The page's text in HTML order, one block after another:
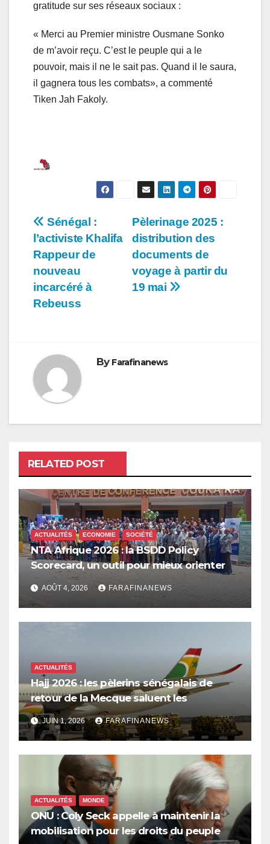
gratitude sur ses réseaux sociaux :
« Merci au Premier ministre Ousmane Sonko
de m’avoir reçu. C’est le peuple qui a le
pouvoir, mais il ne le sait pas. Quand il le saura,
il gagnera tous les combats», a commenté
Tiken Jah Fakoly.
Navigation
de
l’article
Pèlerinage 2025 :
distribution des
documents de
voyage à partir du
19 mai
Sénégal :
l’activiste Khalifa
Rappeur de
nouveau
incarcéré à
Rebeuss
By Farafinanews
RELATED POST
ACTUALITÉS ECONOMIE SOCIÉTÉ
NTA Afrique 2026 : la BSDD Policy
Scorecard, un outil pour mieux orienter
les dépenses publiques
AOÛT 4, 2026 FARAFINANEWS
ACTUALITÉS
Hajj 2026 : les pèlerins sénégalais de
retour de la Mecque saluent les
innovations d’Air Sénégal SA
JUIN 1, 2026 FARAFINANEWS
ACTUALITÉS MONDE
ONU : Coly Seck appelle à maintenir la
mobilisation pour les droits du peuple